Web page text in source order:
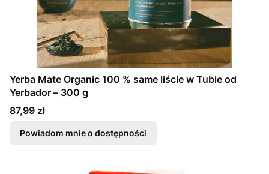
Yerba Mate Organic 100 % same liście w Tubie od
Yerbador – 300 g
Cena
87,99 zł
Powiadom mnie o dostępności